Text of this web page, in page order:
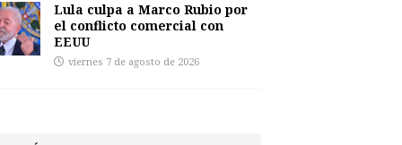
Lula culpa a Marco Rubio por
el conflicto comercial con
EEUU
viernes 7 de agosto de 2026